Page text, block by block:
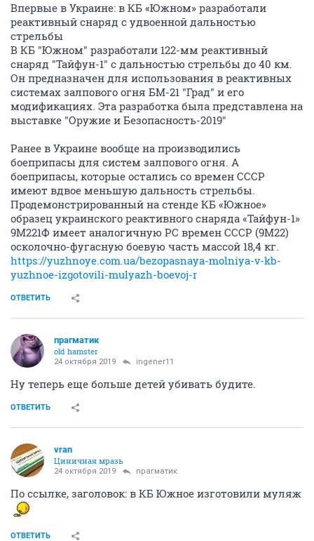
Впервые в Украине: в КБ «Южном» разработали
реактивный снаряд с удвоенной дальностью
стрельбы
В КБ "Южном" разработали 122-мм реактивный
снаряд "Тайфун-1" с дальностью стрельбы до 40 км.
Он предназначен для использования в реактивных
системах залпового огня БМ-21 "Град" и его
модификациях. Эта разработка была представлена на
выставке "Оружие и Безопасность-2019"
Ранее в Украине вообще на производились
боеприпасы для систем залпового огня. А
боеприпасы, которые остались со времен СССР
имеют вдвое меньшую дальность стрельбы.
Продемонстрированный на стенде КБ «Южное»
образец украинского реактивного снаряда «Тайфун-1»
9М221Ф имеет аналогичную РС времен СССР (9М22)
осколочно-фугасную боевую часть массой 18,4 кг.
https://yuzhnoye.com.ua/bezopasnaya-molniya-v-kb-
yuzhnoe-izgotovili-mulyazh-boevoj-r
ОТВЕТИТЬ
прагматик
old hamster
24 октября 2019 ingener11
Ну теперь еще больше детей убивать будите.
ОТВЕТИТЬ
vran
Циничная мразь
24 октября 2019 прагматик
По ссылке, заголовок: в КБ Южное изготовили муляж
ОТВЕТИТЬ